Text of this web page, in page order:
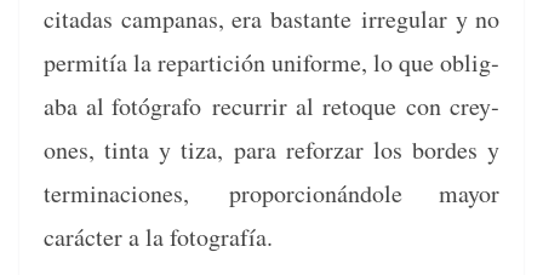
citadas cam­panas, era bas­tante irreg­u­lar y no
per­mitía la repar­ti­ción uni­forme, lo que oblig­
a­ba al fotó­grafo recur­rir al retoquecon crey­
ones, tin­ta y tiza, para reforzar los bor­des y
ter­mi­na­ciones, pro­por­cionán­dole may­or
carác­ter a la fotografía.